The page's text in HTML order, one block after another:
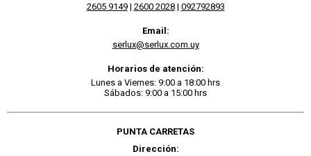
2605 9149| 2600 2028| 092792893
Email:
serlux@serlux.com.uy
Horarios de atención:
Lunes a Viernes: 9:00 a 18:00 hrs
Sábados: 9:00 a 15:00 hrs
PUNTA CARRETAS
Dirección: